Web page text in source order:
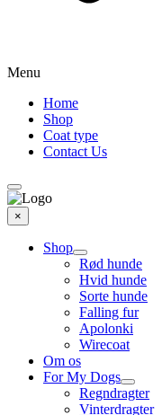
Menu
Home
Shop
Coat type
Contact Us
×
Shop
Rød hunde
Hvid hunde
Sorte hunde
Falling fur
Apolonki
Wirecoat
Om os
For My Dogs
Regndragter
Vinterdragter